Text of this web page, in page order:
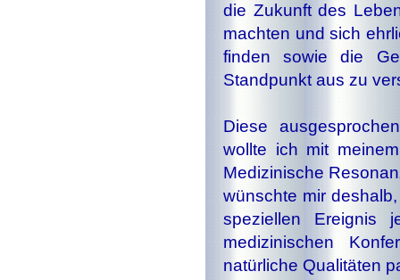
die Zukunft des
machten und sich
finden sowie die
Standpunkt aus zu
Diese
wollte ich mit
Medizinische
wünschte mir
spe­zi­el­len Er­eig­nis
medizinischen
natürliche Qualitäten